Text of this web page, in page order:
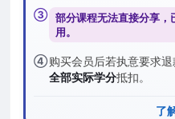
③ 部分课程无法直接分享，
用。
④购买会员后若执意要求
全部实际学分抵扣。
了